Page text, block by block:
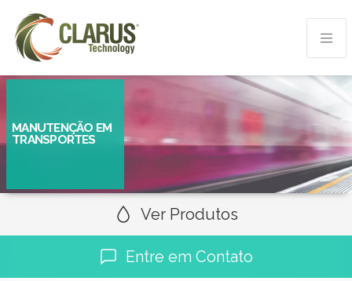
MANUTENÇÃO EM
TRANSPORTES
Ver Produtos
Entre em Contato